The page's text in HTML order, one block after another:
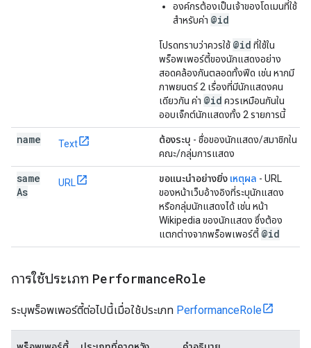
องค์กรต้องเป็นเจ้าของโดเมนที่ใช้
สำหรับค่า @id
โปรดทราบว่าควรใช้ @id ที่ใช้ใน
พร็อพเพอร์ตี้ของนักแสดงอย่าง
สอดคล้องกันตลอดทั้งฟีด เช่น หากมี
ภาพยนตร์ 2 เรื่องที่มีนักแสดงคน
เดียวกัน ค่า @id ควรเหมือนกันใน
ออบเจ็กต์นักแสดงทั้ง 2 รายการนี้
name Text ต้องระบุ - ชื่อของนักแสดง/สมาชิกใน
คณะ/กลุ่มการแสดง
same
As
URL ขอแนะนำอย่างยิ่ง เหตุผล - URL
ของหน้าเว็บอ้างอิงที่ระบุนักแสดง
หรือกลุ่มนักแสดงได้ เช่น หน้า
Wikipedia ของนักแสดง ซึ่งต้อง
แตกต่างจากพร็อพเพอร์ตี้ @id
การใช้ประเภท PerformanceRole
ระบุพร็อพเพอร์ตี้ต่อไปนี้เมื่อใช้ประเภท PerformanceRole